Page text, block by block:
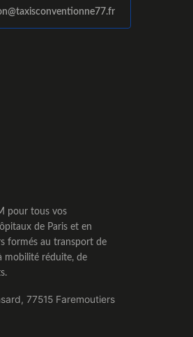
pour tous vos
de Paris et en
formés au transport de
mobilité réduite, de
, 77515 Faremoutiers